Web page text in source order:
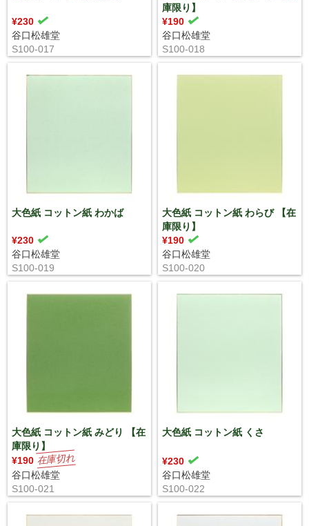
¥230
谷口松雄堂
S100-017
庫限り】
¥190
谷口松雄堂
S100-018
大色紙 コットン紙 わかば
¥230
谷口松雄堂
S100-019
大色紙 コットン紙 わらび 【在
庫限り】
¥190
谷口松雄堂
S100-020
大色紙 コットン紙 みどり 【在
庫限り】
¥190
谷口松雄堂
S100-021
大色紙 コットン紙 くさ
¥230
谷口松雄堂
S100-022